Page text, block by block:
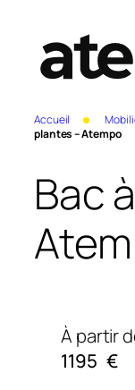
Accueil
plantes – Atempo
Bac
À partir
1195 €